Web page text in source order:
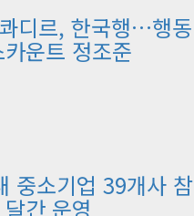
디르, 한국행…행동
운트 정조준
중소기업 39개사 참
간 운영